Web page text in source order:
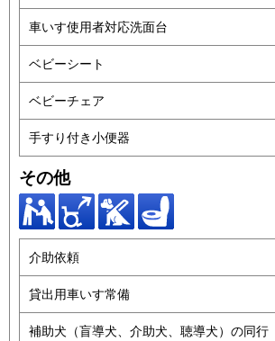
車いす使用者対応洗面台
ベビーシート
ベビーチェア
手すり付き小便器
その他
介助依頼
貸出用車いす常備
補助犬（盲導犬、介助犬、聴導犬）の同行